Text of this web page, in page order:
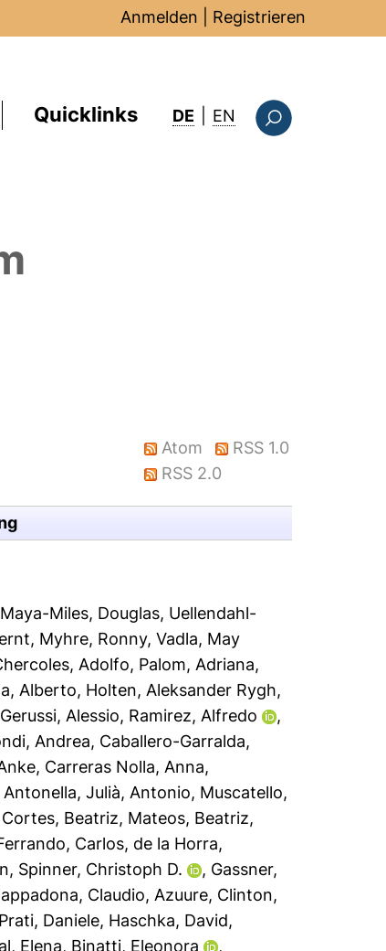
Anmelden Registrieren
Quicklinks DE EN : this page in
Atom
RSS 1.0
RSS 2.0
Maya-Miles, Douglas, Uellendahl-
, Myhre, Ronny,Vadla, May
Adolfo, Palom, Adriana,
Alberto, Holten, Aleksander Rygh,
Gerussi, Alessio, Ramirez, Alfredo
,
Andrea, Caballero-Garralda,
, Carreras Nolla, Anna,
Antonella,Julià, Antonio, Muscatello,
Cortes, Beatriz, Mateos, Beatriz,
Carlos, de la Horra,
, Spinner, Christoph D. , Gassner,
Claudio, Azuure, Clinton,
Prati, Daniele, Haschka, David,
Elena, Binatti, Eleonora
,